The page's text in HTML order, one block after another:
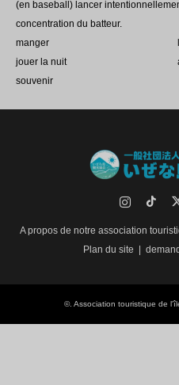
(en baseball) lancer
concentration du batteur.
manger
jouer la nuit
souvenir
Facebook RSS
A propos de notre association
Plan du site
©. Association touristique de